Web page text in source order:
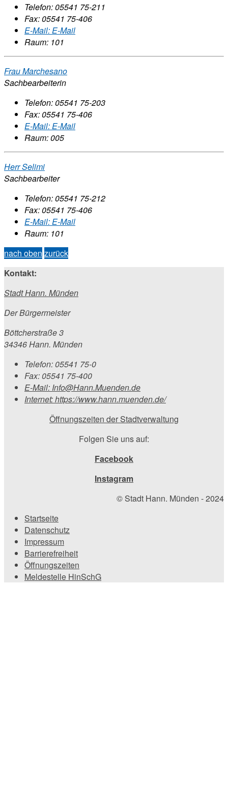
Telefon:05541 75-211
Fax:05541 75-406
E-Mail: E-Mail
Raum: 101
Frau Marchesano
Sachbearbeiterin
Telefon:05541 75-203
Fax:05541 75-406
E-Mail: E-Mail
Raum: 005
Herr Selimi
Sachbearbeiter
Telefon:05541 75-212
Fax:05541 75-406
E-Mail: E-Mail
Raum: 101
nach oben zurück
Kontakt:
Stadt Hann. Münden
Der Bürgermeister
Böttcherstraße 3
34346 Hann. Münden
Telefon: 05541 75-0
Fax: 05541 75-400
E-Mail: Info@Hann.Muenden.de
Internet:https://www.hann.muenden.de/
Öffnungszeiten der Stadtverwaltung
Folgen Sie uns auf:
Facebook
Instagram
© Stadt Hann. Münden - 2024
Startseite
Datenschutz
Impressum
Barrierefreiheit
Öffnungszeiten
Meldestelle HinSchG